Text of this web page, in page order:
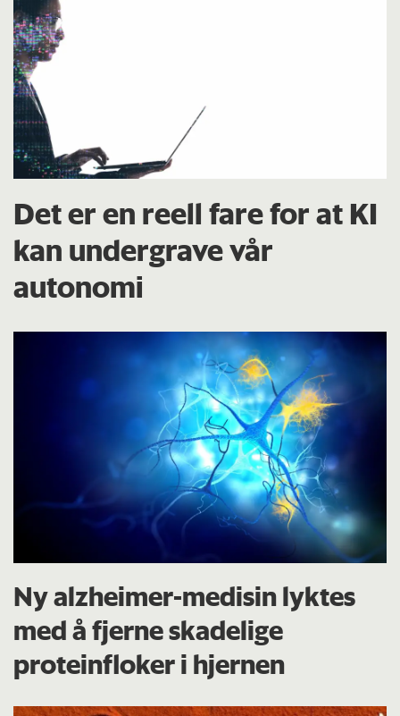
Det er en reell fare for at KI
kan undergrave vår
autonomi
Ny alzheimer-medisin lyktes
med å fjerne skadelige
proteinfloker i hjernen